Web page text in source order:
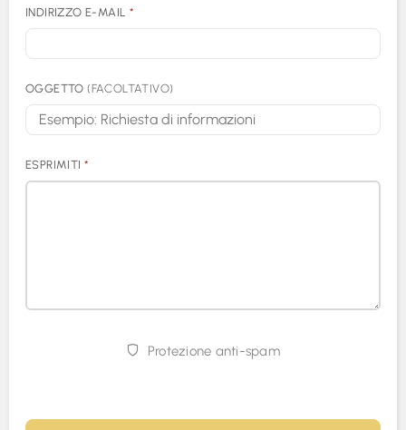
INDIRIZZO E-MAIL *
OGGETTO(FACOLTATIVO)
ESPRIMITI*
Protezione anti-spam